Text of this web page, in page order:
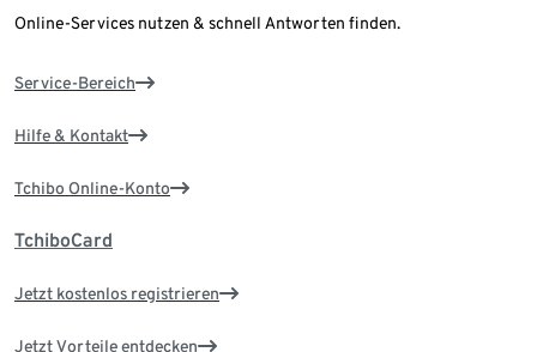
Online-Services nutzen & schnell Antworten finden.
Service-Bereich
Hilfe & Kontakt
Tchibo Online-Konto
TchiboCard
Jetzt kostenlos registrieren
Jetzt Vorteile entdecken